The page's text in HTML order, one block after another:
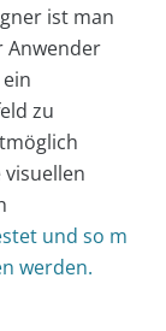
ist man
Anwender
zu
und so m
werden.